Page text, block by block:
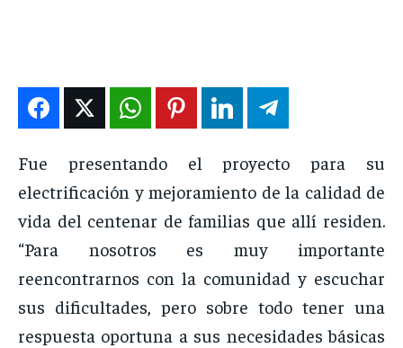
PUATE CON NOSOTROS
PUATE CON NOSOTROS
PUATE CON NOSOTROS
PUATE CON NOSOTROS
Fue presentando el proyecto para su
electrificación y mejoramiento de la calidad de
vida del centenar de familias que allí residen.
“Para nosotros es muy importante
reencontrarnos con la comunidad y escuchar
sus dificultades, pero sobre todo tener una
respuesta oportuna a sus necesidades básicas